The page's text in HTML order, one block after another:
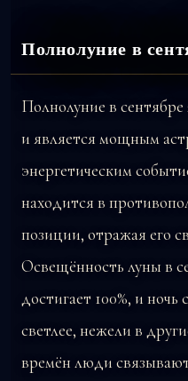
Полнолуние в
Полнолуние в сентябре
и является мощным
энергетическим
находится в
позиции, отражая его
Освещённость луны в
достигает 100%, и ночь
светлее, нежели в
времён люди